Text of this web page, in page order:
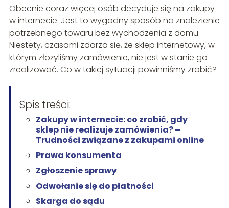
Obecnie coraz więcej osób decyduje się na zakupy
w internecie. Jest to wygodny sposób na znalezienie
potrzebnego towaru bez wychodzenia z domu.
Niestety, czasami zdarza się, że sklep internetowy, w
którym złożyliśmy zamówienie, nie jest w stanie go
zrealizować. Co w takiej sytuacji powinniśmy zrobić?
Spis treści:
Zakupy w internecie: co zrobić, gdy
sklep nie realizuje zamówienia? –
Trudności związane z zakupami online
Prawa konsumenta
Zgłoszenie sprawy
Odwołanie się do płatności
Skarga do sądu